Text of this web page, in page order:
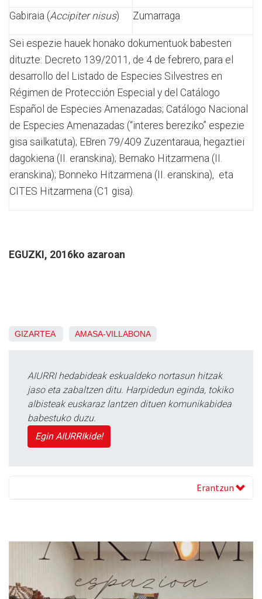
Gabiraia (Accipiter nisus) Zumarraga
Sei espezie hauek honako dokumentuok babesten
dituzte: Decreto 139/2011, de 4 de febrero, para el
desarrollo del Listado de Especies Silvestres en
Régimen de Protección Especial y del Catálogo
Español de Especies Amenazadas; Catálogo Nacional
de Especies Amenazadas (“interes bereziko” espezie
gisa sailkatuta); EBren 79/409 Zuzentaraua, hegaztiei
dagokiena (II. eranskina); Bernako Hitzarmena (II.
eranskina); Bonneko Hitzarmena (II. eranskina), eta
CITES Hitzarmena (C1 gisa).
EGUZKI, 2016ko azaroan
GIZARTEA AMASA-VILLABONA
AIURRI hedabideak eskualdeko nortasun hitzak
jaso eta zabaltzen ditu. Harpidedun eginda, tokiko
albisteak euskaraz lantzen dituen komunikabidea
babestuko duzu.
Egin AIURRIkide!
Erantzun